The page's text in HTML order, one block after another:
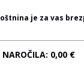
je za vas
NAROČILA: 0,00 €